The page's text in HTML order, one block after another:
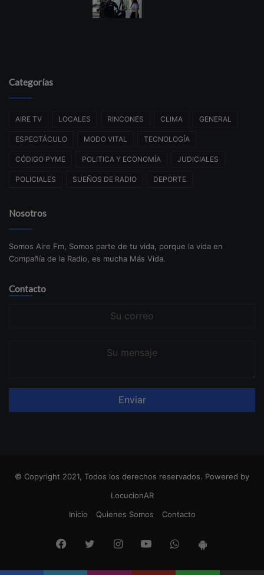
Categorías
AIRE TV LOCALES RINCONES CLIMA GENERAL
ESPECTÁCULO MODO VITAL TECNOLOGÍA
CÓDIGO PYME POLITICA Y ECONOMÍA JUDICIALES
POLICIALES SUEÑOS DE RADIO DEPORTE
Nosotros
Somos Aire Fm, Somos parte de tu vida, porque la vida en
Compañía de la Radio, es mucha Más Vida.
Contacto
© Copyright 2021, Todos los derechos reservados. Powered by
LocucionAR
Inicio
Quienes Somos Contacto
Facebook
TwitterInstagramYoutubeWhatsapp